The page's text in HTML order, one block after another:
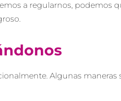
a regularnos, podemos
Algunas maneras